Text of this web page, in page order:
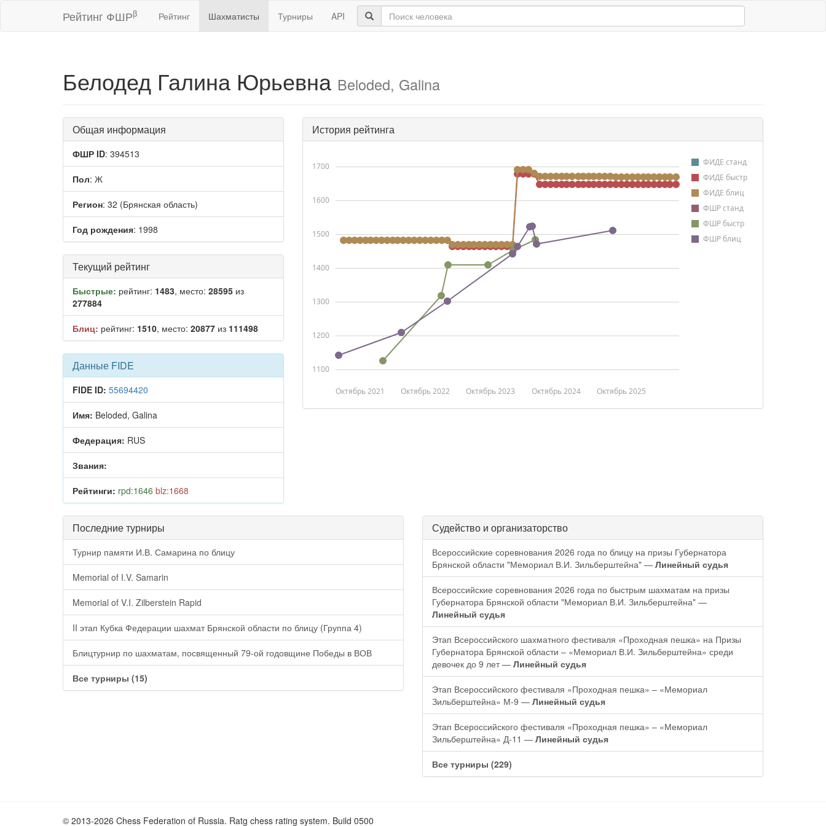
Рейтинг ФШРβ Рейтинг Шахматисты Турниры API
Белодед Галина Юрьевна Beloded, Galina
Общая информация
ФШР ID: 394513
Пол: Ж
Регион: 32 (Брянская область)
Год рождения: 1998
Текущий рейтинг
Быстрые: рейтинг: 1483, место: 28595 из
277884
Блиц: рейтинг: 1510, место: 20877 из 111498
Данные FIDE
FIDE ID: 55694420
Имя: Beloded, Galina
Федерация: RUS
Звания:
Рейтинги: rpd:1646 blz:1668
История рейтинга
ФИДЕ станд
ФИДЕ быстр
ФИДЕ блиц
ФШР станд
ФШР быстр
ФШР блиц
Октябрь 2021 Октябрь 2022 Октябрь 2023 Октябрь 2024 Октябрь 2025
1100
1200
1300
1400
1500
1600
1700
Последние турниры
Турнир памяти И.В. Самарина по блицу
Memorial of I.V. Samarin
Memorial of V.I. Zilberstein Rapid
II этап Кубка Федерации шахмат Брянской области по блицу (Группа 4)
Блицтурнир по шахматам, посвященный 79-ой годовщине Победы в ВОВ
Все турниры (15)
Судейство и организаторство
Всероссийские соревнования 2026 года по блицу на призы Губернатора
Брянской области "Мемориал В.И. Зильберштейна" — Линейный судья
Всероссийские соревнования 2026 года по быстрым шахматам на призы
Губернатора Брянской области "Мемориал В.И. Зильберштейна" —
Линейный судья
Этап Всероссийского шахматного фестиваля «Проходная пешка» на Призы
Губернатора Брянской области – «Мемориал В.И. Зильберштейна» среди
девочек до 9 лет — Линейный судья
Этап Всероссийского фестиваля «Проходная пешка» – «Мемориал
Зильберштейна» М-9 — Линейный судья
Этап Всероссийского фестиваля «Проходная пешка» – «Мемориал
Зильберштейна» Д-11 — Линейный судья
Все турниры (229)
© 2013-2026 Chess Federation of Russia. Ratg chess rating system. Build 0500